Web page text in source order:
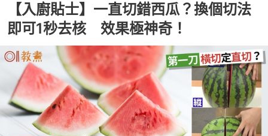
【入廚貼士】一直切錯西瓜？換個切法
即可1秒去核 效果極神奇！